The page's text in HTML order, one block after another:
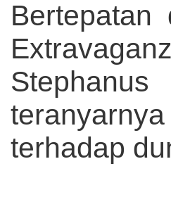
terhadap